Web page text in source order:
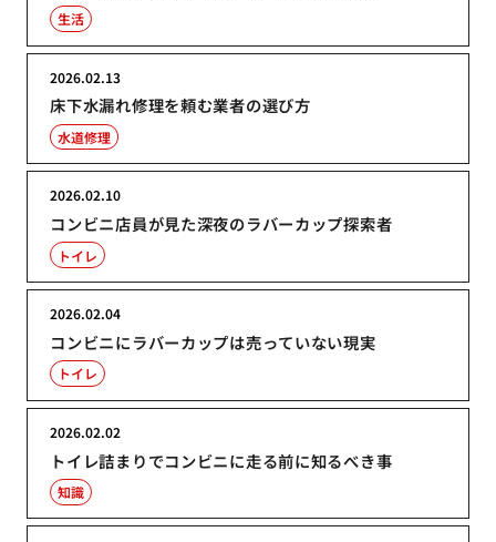
生活
床下水漏れ修理を頼む業者の選び方
2026.02.13
水道修理
コンビニ店員が見た深夜のラバーカップ探索者
2026.02.10
トイレ
コンビニにラバーカップは売っていない現実
2026.02.04
トイレ
トイレ詰まりでコンビニに走る前に知るべき事
2026.02.02
知識